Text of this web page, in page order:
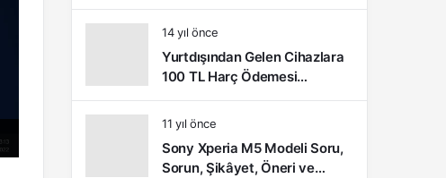
Nasıl Açılır?
14 yıl önce
Yurtdışından Gelen Cihazlara
100 TL Harç Ödemesi
Yapılacak
11 yıl önce
Sony Xperia M5 Modeli Soru,
Sorun, Şikâyet, Öneri ve